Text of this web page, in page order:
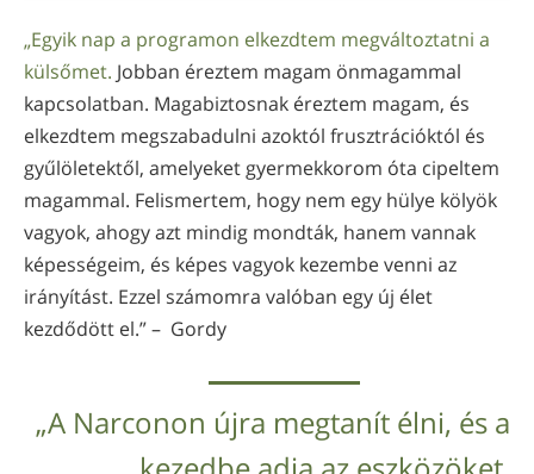
„Egyik nap a programon elkezdtem megváltoztatni a
külsőmet. Jobban éreztem magam önmagammal
kapcsolatban. Magabiztosnak éreztem magam, és
elkezdtem megszabadulni azoktól frusztrációktól és
gyűlöletektől, amelyeket gyermekkorom óta cipeltem
magammal. Felismertem, hogy nem egy hülye kölyök
vagyok, ahogy azt mindig mondták, hanem vannak
képességeim, és képes vagyok kezembe venni az
irányítást. Ezzel számomra valóban egy új élet
kezdődött el.” – Gordy
„A Narconon újra megtanít élni, és a